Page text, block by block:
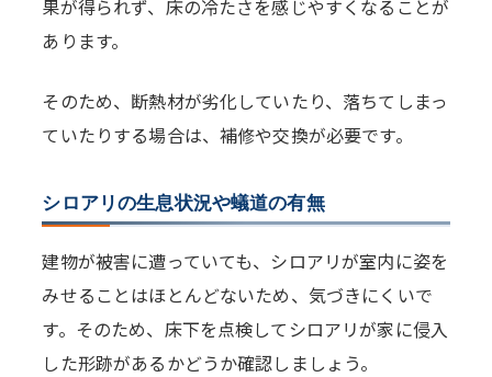
果が得られず、床の冷たさを感じやすくなることが
あります。
そのため、断熱材が劣化していたり、落ちてしまっ
ていたりする場合は、補修や交換が必要です。
シロアリの生息状況や蟻道の有無
建物が被害に遭っていても、シロアリが室内に姿を
みせることはほとんどないため、気づきにくいで
す。そのため、床下を点検してシロアリが家に侵入
した形跡があるかどうか確認しましょう。